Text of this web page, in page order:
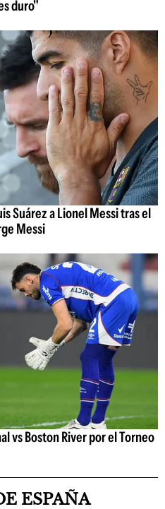
duro"
Suárez a Lionel Messi tras el
Messi
vs Boston River por el Torneo
ESPAÑA